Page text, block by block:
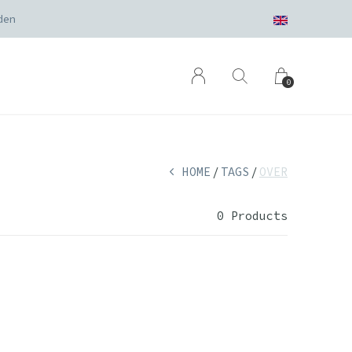
0
HOME TAGS OVER
0 Products